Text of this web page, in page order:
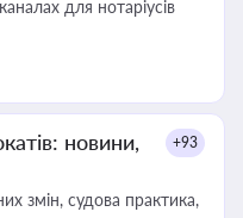
для нотаріусів
новини,
+93
змін, судова практика,